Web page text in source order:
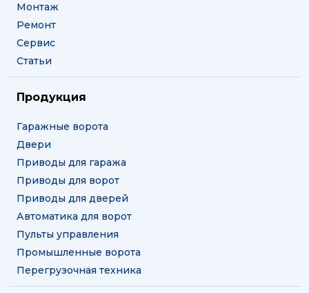
Монтаж
Ремонт
Сервис
Статьи
Продукция
Гаражные ворота
Двери
Приводы для гаража
Приводы для ворот
Приводы для дверей
Автоматика для ворот
Пульты управления
Промышленные ворота
Перегрузочная техника